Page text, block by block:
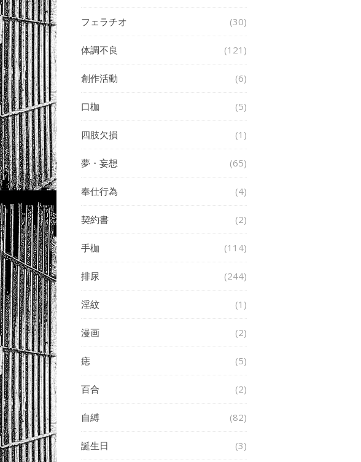
フェラチオ (30)
体調不良 (121)
創作活動 (6)
口枷 (5)
四肢欠損 (1)
夢・妄想 (65)
奉仕行為 (4)
契約書 (2)
手枷 (114)
排尿 (244)
淫紋 (1)
漫画 (2)
痣 (5)
百合 (2)
自縛 (82)
誕生日 (3)